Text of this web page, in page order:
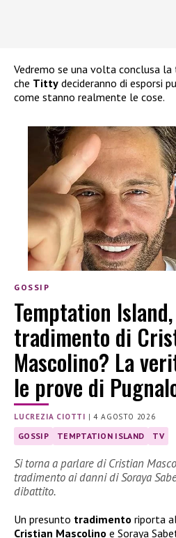
Vedremo se una volta conclusa la
che Titty decideranno di esporsi
come stanno realmente le cose.
GOSSIP
Temptation
tradimento di
Mascolino? La
le prove di
LUCREZIA CIOTTI |4 AGOSTO 2026
GOSSIP TEMPTATION ISLAND TV
Si torna a parlare di Cristian
tradimento ai danni di Soraya
dibattito.
Un presunto tradimento riporta
Cristian Mascolino e Soraya